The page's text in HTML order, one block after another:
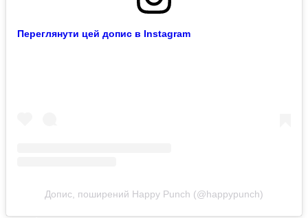
Переглянути цей допис в Instagram
Допис, поширений Happy Punch (@happypunch)